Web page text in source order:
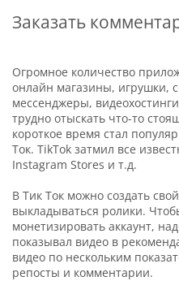
Заказать
Огромное количество
онлайн магазины, игрушки,
мессенджеры,
трудно отыскать что-то
короткое время стал
Ток. TikTok затмил все
Instagram Stores и т.д.
В Тик Ток можно создать
выкладываться ролики.
монетизировать аккаунт,
показывал видео в
видео по нескольким
репосты и комментарии.